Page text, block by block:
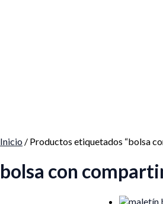
Inicio / Productos etiquetados “bolsa
bolsa con